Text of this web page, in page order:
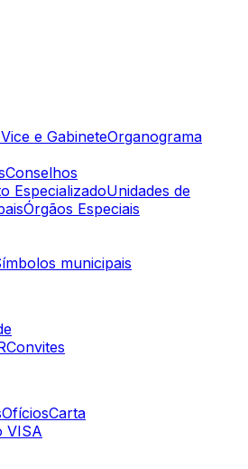
e GabineteOrganograma
Conselhos
EspecializadoUnidades de
Órgãos Especiais
municipais
Convites
OfíciosCarta
VISA